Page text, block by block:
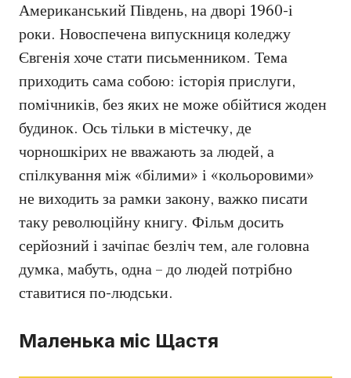
Американський Південь, на дворі 1960-і
роки. Новоспечена випускниця коледжу
Євгенія хоче стати письменником. Тема
приходить сама собою: історія прислуги,
помічників, без яких не може обійтися жоден
будинок. Ось тільки в містечку, де
чорношкірих не вважають за людей, а
спілкування між «білими» і «кольоровими»
не виходить за рамки закону, важко писати
таку революційну книгу. Фільм досить
серйозний і зачіпає безліч тем, але головна
думка, мабуть, одна – до людей потрібно
ставитися по-людськи.
Маленька міс Щастя